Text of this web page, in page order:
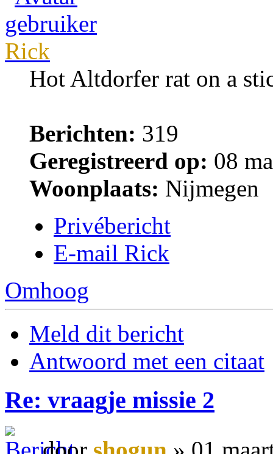
Rick
Hot Altdorfer rat on a
Berichten: 319
Geregistreerd op: 08
Woonplaats: Nijmegen
Privébericht
E-mail Rick
Omhoog
Meld dit bericht
Antwoord met een citaat
Re: vraagje missie 2